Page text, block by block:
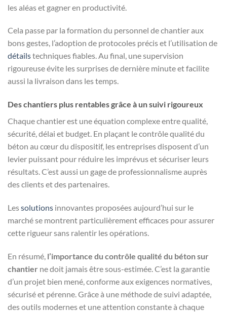
les aléas et gagner en productivité.
Cela passe par la formation du personnel de chantier aux
bons gestes, l’adoption de protocoles précis et l’utilisation de
détailstechniques fiables. Au final, une supervision
rigoureuse évite les surprises de dernière minute et facilite
aussi la livraison dans les temps.
Des chantiers plus rentables grâce à un suivi rigoureux
Chaque chantier est une équation complexe entre qualité,
sécurité, délai et budget. En plaçant le contrôle qualité du
béton au cœur du dispositif, les entreprises disposent d’un
levier puissant pour réduire les imprévus et sécuriser leurs
résultats. C’est aussi un gage de professionnalisme auprès
des clients et des partenaires.
Lessolutions innovantes proposées aujourd’hui sur le
marché se montrent particulièrement efficaces pour assurer
cette rigueur sans ralentir les opérations.
En résumé, l’importance du contrôle qualité du béton sur
chantier ne doit jamais être sous-estimée. C’est la garantie
d’un projet bien mené, conforme aux exigences normatives,
sécurisé et pérenne. Grâce à une méthode de suivi adaptée,
des outils modernes et une attention constante à chaque